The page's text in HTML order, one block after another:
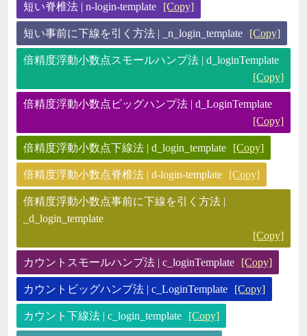
短い脊椎法 | n-login-template [Copy]
短い事前に下線を引く方法 | _n_login_template [Copy]
倍精度浮動小数点スモールハンプ法 | d_loginTemplate
[Copy]
倍精度浮動小数点ビッグハンプ法 | d_LoginTemplate
[Copy]
倍精度浮動小数点下線法 | d_login_template [Copy]
倍精度浮動小数点脊椎法 | d-login-template [Copy]
倍精度浮動小数点事前に下線を引く方法 |
_d_login_template
[Copy]
カウントスモールハンプ法 | c_loginTemplate [Copy]
カウントビッグハンプ法 | c_LoginTemplate [Copy]
カウント下線法 | c_login_template [Copy]